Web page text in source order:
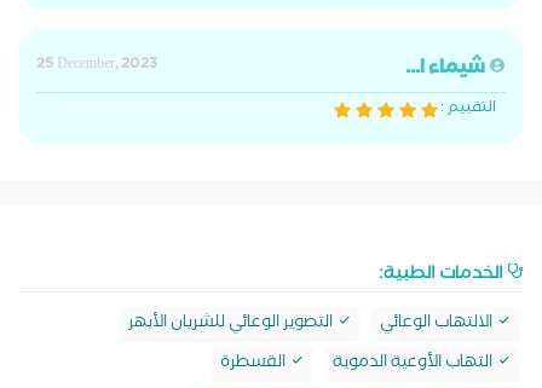
شيماء ا...
25 December, 2023
التقييم :
الخدمات الطبية:
الالتهاب الوعائي
التصوير الوعائي للشريان الأبهر
التهاب الأوعية الدموية
القسطرة